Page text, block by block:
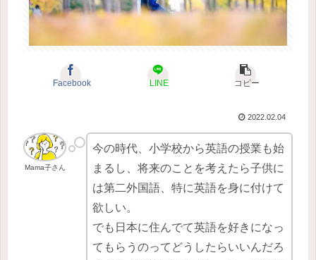
Facebook LINE コピー
2022.02.04
Mama子さん
今の時代、小学校から英語の授業も始
まるし、将来のことを考えたら子供に
は第二外国語、特に英語を身に付けて
欲しい。
でも日本に住んでて英語を好きになっ
てもらうのってどうしたらいいんだろ